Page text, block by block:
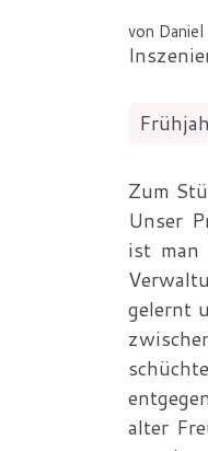
von Daniel
Zum
Unser
ist man
gelernt
alter